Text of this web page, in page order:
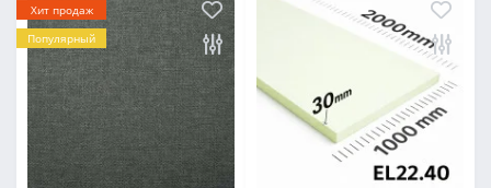
Хит продаж
Популярный